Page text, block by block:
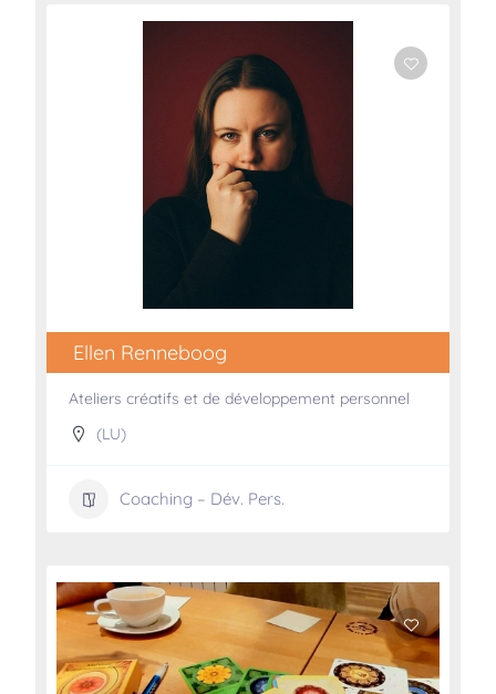
Ellen Renneboog
Ateliers créatifs et de développement personnel
(LU)
Coaching – Dév. Pers.